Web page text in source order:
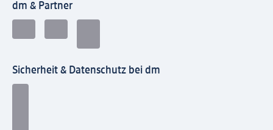
dm & Partner
Sicherheit & Datenschutz bei dm